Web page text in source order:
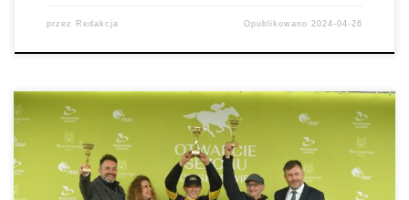
przez Redakcja Opublikowano2024-04-26
Deszczowa aura nie zniechęciła tysięcy gości z całej Polski do